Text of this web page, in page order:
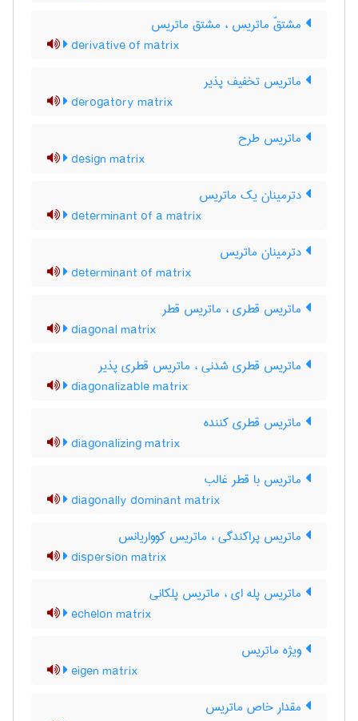
مشتقّ ماتریس ، مشتق ماتریس
derivative of matrix
ماتریس تخفیف پذیر
derogatory matrix
ماتریس طرح
design matrix
دترمینان یک ماتریس
determinant of a matrix
دترمینان ماتریس
determinant of matrix
ماتریس قطری ، ماتریس قطر
diagonal matrix
ماتریس قطری شدنی ، ماتریس قطری پذیر
diagonalizable matrix
ماتریس قطری کننده
diagonalizing matrix
ماتریس با قطر غالب
diagonally dominant matrix
ماتریس پراکندگی ، ماتریس کوواریانس
dispersion matrix
ماتریس پله ای ، ماتریس پلکانی
echelon matrix
ویژه ماتریس
eigen matrix
مقدار خاص ماتریس